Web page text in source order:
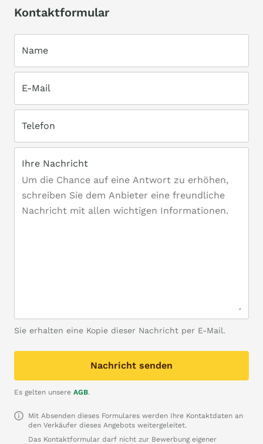
Kontaktformular
Name
E-Mail
Telefon
Ihre Nachricht
Sie erhalten eine Kopie dieser Nachricht per E-Mail.
Nachricht senden
Es gelten unsere AGB.
Mit Absenden dieses Formulares werden Ihre Kontaktdaten an
den Verkäufer dieses Angebots weitergeleitet.
Das Kontaktformular darf nicht zur Bewerbung eigener